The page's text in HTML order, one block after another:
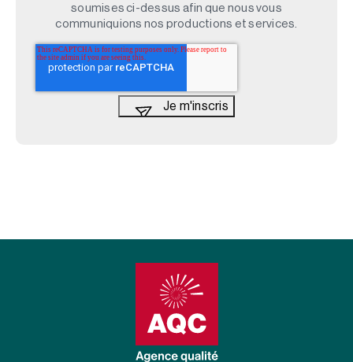
soumises ci-dessus afin que nous vous
communiquions nos productions et services.